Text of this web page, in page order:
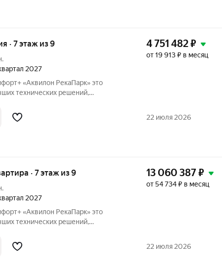
· 7 этаж из 9
2027
«Аквилон РекаПарк» это
технических решений,
перспективный проект для тех,
4 751 482₽
от 19 913 ₽ в месяц
22 июля 2026
· 7 этаж из 9
2027
«Аквилон РекаПарк» это
технических решений,
перспективный проект для тех,
13 060 387₽
от 54 734 ₽ в месяц
22 июля 2026